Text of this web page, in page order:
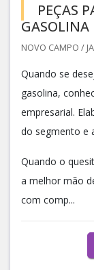
PEÇAS
GASOLINA
NOVO CAMPO /
Quando se
gasolina,
empresarial.
do segmento e
Quando o
a melhor mão
com comp...